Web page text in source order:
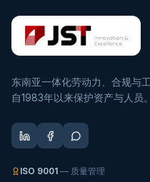
东南亚一体化劳动力、合规与
自1983年以来保护资产与人员。
ISO 9001 — 质量管理